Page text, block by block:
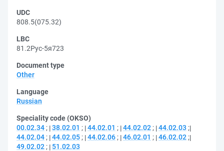
UDC
808.5(075.32)
LBC
81.2Рус-5я723
Document type
Other
Language
Russian
Speciality code (OKSO)
00.02.34 ; 38.02.01 ; 44.02.01 ; 44.02.02 ; 44.02.03 ;
44.02.04 ; 44.02.05 ; 44.02.06 ; 46.02.01 ; 46.02.02 ;
49.02.02 ; 51.02.03